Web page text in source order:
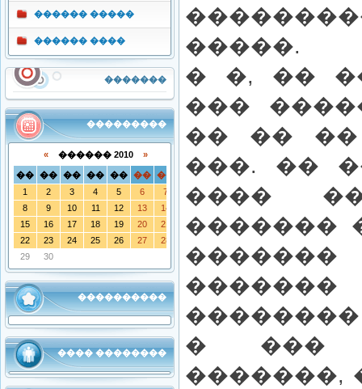
������ �����
������ ����
�������
���������
«������ 2010 »
�� �� �� �� �� �� ��
1
2 3 4 5 6
7
8
9 10 11 12 13
14
15
16 17 18 19 20
21
22
23 24 25 26 27
28
29
30
����������
���� ��������
�����.
� �, ��
���
�� ��
���. ��
����
�������
�������
� ���
�������,